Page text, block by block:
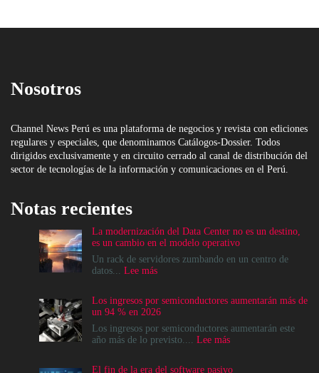
Nosotros
Channel News Perú es una plataforma de negocios y revista con ediciones
regulares y especiales, que denominamos Catálogos-Dossier. Todos
dirigidos exclusivamente y en circuito cerrado al canal de distribución del
sector de tecnologías de la información y comunicaciones en el Perú.
Notas recientes
La modernización del Data Center no es un destino,
es un cambio en el modelo operativo
Un rack de servidores zumbando en un centro de
datos... Lee más:
del
Data
Center
no
Los ingresos por semiconductores aumentarán más de
un 94 % en 2026
Los ingresos por semiconductores aumentarán este
año más de lo previsto.... Lee más:
El fin de la era del software pasivo